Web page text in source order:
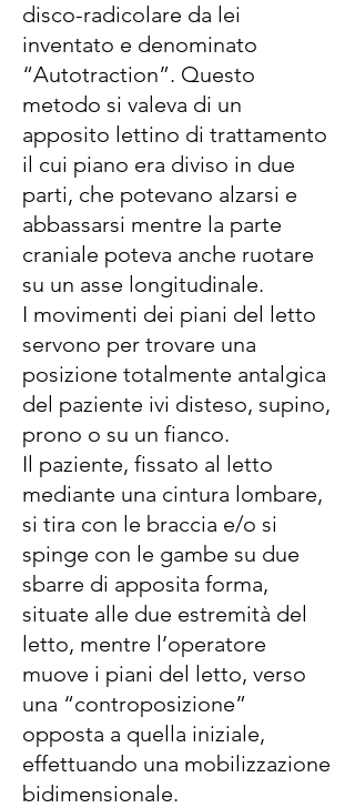
disco-radicolare da lei
inventato e denominato
“Autotraction”. Questo
metodo si valeva di un
apposito lettino di trattamento
il cui piano era diviso in due
parti, che potevano alzarsi e
abbassarsi mentre la parte
craniale poteva anche ruotare
su un asse longitudinale.
I movimenti dei piani del letto
servono per trovare una
posizione totalmente antalgica
del paziente ivi disteso, supino,
prono o su un fianco.
Il paziente, fissato al letto
mediante una cintura lombare,
si tira con le braccia e/o si
spinge con le gambe su due
sbarre di apposita forma,
situate alle due estremità del
letto, mentre l’operatore
muove i piani del letto, verso
una “controposizione”
opposta a quella iniziale,
effettuando una mobilizzazione
bidimensionale.